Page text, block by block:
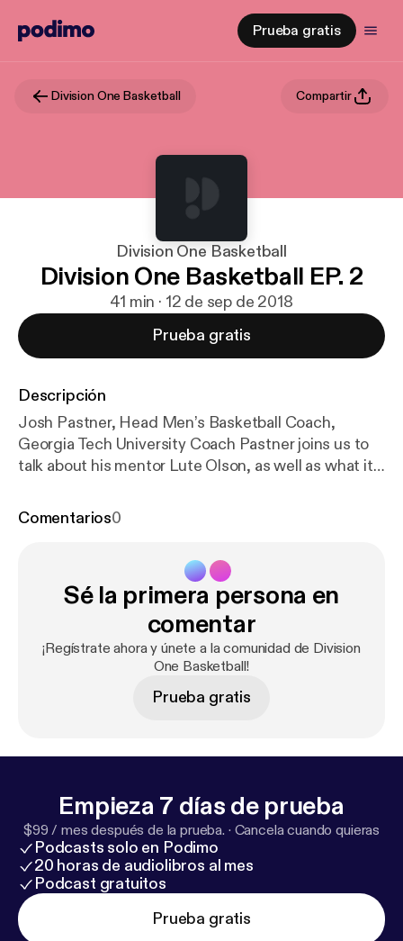
Prueba gratis
Division One Basketball Compartir
Division One Basketball
Division One Basketball EP. 2
41 min · 12 de sep de 2018
Prueba gratis
Descripción
Josh Pastner, Head Men’s Basketball Coach,
Georgia Tech University Coach Pastner joins us to
talk about his mentor Lute Olson, as well as what it
Basketball EP. 2 [
Comentarios0
Sé la primera persona en
comentar
¡Regístrate ahora y únete a la comunidad de Division
One Basketball!
Prueba gratis
Empieza 7 días de prueba
$99 / mes después de la prueba. · Cancela cuando quieras
Podcasts solo en Podimo
20 horas de audiolibros al mes
Podcast gratuitos
Prueba gratis